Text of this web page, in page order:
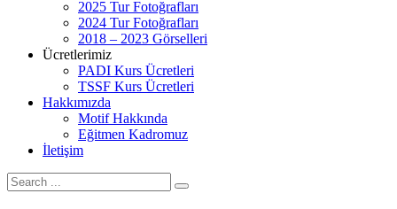
2025 Tur Fotoğrafları
2024 Tur Fotoğrafları
2018 – 2023 Görselleri
Ücretlerimiz
PADI Kurs Ücretleri
TSSF Kurs Ücretleri
Hakkımızda
Motif Hakkında
Eğitmen Kadromuz
İletişim